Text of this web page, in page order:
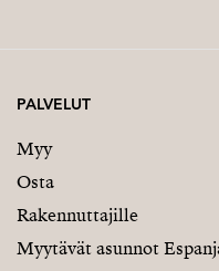
PALVELUT
Myy
Osta
Rakennuttajille
Myytävät asunnot